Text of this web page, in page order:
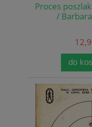
Proces
/
do